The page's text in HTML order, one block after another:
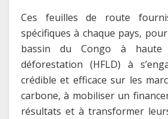
Ces feuilles de route
spécifiques à chaque pays,
bassin du Congo à
déforestation (HFLD) à
crédible et efficace sur les
carbone, à mobiliser un
résultats et à transformer